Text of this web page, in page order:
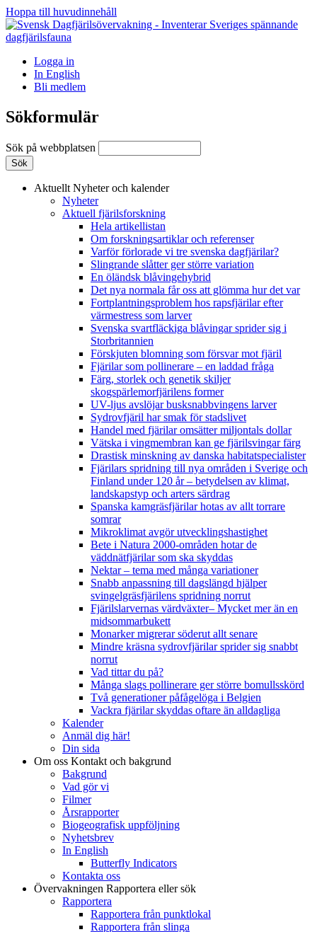
Hoppa till huvudinnehåll
Logga in
In English
Bli medlem
Sökformulär
Sök på webbplatsen
Aktuellt Nyheter och kalender
Nyheter
Aktuell fjärilsforskning
Hela artikellistan
Om forskningsartiklar och referenser
Varför förlorade vi tre svenska dagfjärilar?
Slingrande slåtter ger större variation
En öländsk blåvingehybrid
Det nya normala får oss att glömma hur det var
Fortplantningsproblem hos rapsfjärilar efter
värmestress som larver
Svenska svartfläckiga blåvingar sprider sig i
Storbritannien
Förskjuten blomning som försvar mot fjäril
Fjärilar som pollinerare – en laddad fråga
Färg, storlek och genetik skiljer
skogspärlemorfjärilens former
UV-ljus avslöjar busksnabbvingens larver
Sydrovfjäril har smak för stadslivet
Handel med fjärilar omsätter miljontals dollar
Vätska i vingmembran kan ge fjärilsvingar färg
Drastisk minskning av danska habitatspecialister
Fjärilars spridning till nya områden i Sverige och
Finland under 120 år– betydelsen av klimat,
landskapstyp och arters särdrag
Spanska kamgräsfjärilar hotas av allt torrare
somrar
Mikroklimat avgör utvecklingshastighet
Bete i Natura 2000-områden hotar de
väddnätfjärilar som ska skyddas
Nektar – tema med många variationer
Snabb anpassning till dagslängd hjälper
svingelgräsfjärilens spridning norrut
Fjärilslarvernas värdväxter– Mycket mer än en
midsommarbukett
Monarker migrerar söderut allt senare
Mindre kräsna sydrovfjärilar sprider sig snabbt
norrut
Vad tittar du på?
Många slags pollinerare ger större bomullsskörd
Två generationer påfågelöga i Belgien
Vackra fjärilar skyddas oftare än alldagliga
Kalender
Anmäl dig här!
Din sida
Om oss Kontakt och bakgrund
Bakgrund
Vad gör vi
Filmer
Årsrapporter
Biogeografisk uppföljning
Nyhetsbrev
In English
Butterfly Indicators
Kontakta oss
Övervakningen Rapportera eller sök
Rapportera
Rapportera från punktlokal
Rapportera från slinga